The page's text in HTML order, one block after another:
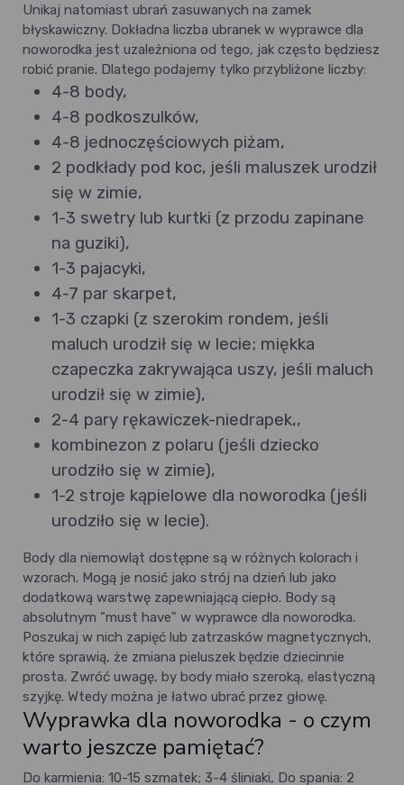
Unikaj natomiast ubrań zasuwanych na zamek
błyskawiczny. Dokładna liczba ubranek w wyprawce dla
noworodka jest uzależniona od tego, jak często będziesz
robić pranie. Dlatego podajemy tylko przybliżone liczby:
4-8 body,
4-8 podkoszulków,
4-8 jednoczęściowych piżam,
2 podkłady pod koc, jeśli maluszek urodził
się w zimie,
1-3 swetry lub kurtki (z przodu zapinane
na guziki),
1-3 pajacyki,
4-7 par skarpet,
1-3 czapki (z szerokim rondem, jeśli
maluch urodził się w lecie; miękka
czapeczka zakrywająca uszy, jeśli maluch
urodził się w zimie),
2-4 pary rękawiczek-niedrapek,,
kombinezon z polaru (jeśli dziecko
urodziło się w zimie),
1-2 stroje kąpielowe dla noworodka (jeśli
urodziło się w lecie).
Body dla niemowląt dostępne są w różnych kolorach i
wzorach. Mogą je nosić jako strój na dzień lub jako
dodatkową warstwę zapewniającą ciepło. Body są
absolutnym "must have" w wyprawce dla noworodka.
Poszukaj w nich zapięć lub zatrzasków magnetycznych,
które sprawią, że zmiana pieluszek będzie dziecinnie
prosta. Zwróć uwagę, by body miało szeroką, elastyczną
szyjkę. Wtedy można je łatwo ubrać przez głowę.
Wyprawka dla noworodka - o czym
warto jeszcze pamiętać?
Do karmienia: 10-15 szmatek; 3-4 śliniaki, Do spania: 2